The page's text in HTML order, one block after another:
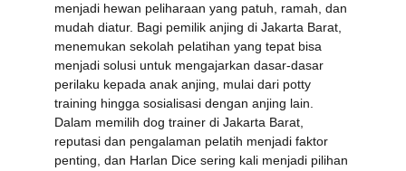
menjadi hewan peliharaan yang patuh, ramah, dan
mudah diatur. Bagi pemilik anjing di Jakarta Barat,
menemukan sekolah pelatihan yang tepat bisa
menjadi solusi untuk mengajarkan dasar-dasar
perilaku kepada anak anjing, mulai dari potty
training hingga sosialisasi dengan anjing lain.
Dalam memilih dog trainer di Jakarta Barat,
reputasi dan pengalaman pelatih menjadi faktor
penting, dan Harlan Dice sering kali menjadi pilihan